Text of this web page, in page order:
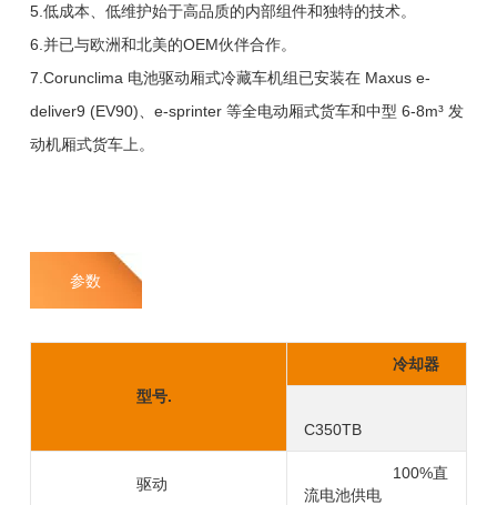
5.低成本、低维护始于高品质的内部组件和独特的技术。
6.并已与欧洲和北美的OEM伙伴合作。
7.Corunclima 电池驱动厢式冷藏车机组已安装在 Maxus e-
deliver9 (EV90)、e-sprinter 等全电动厢式货车和中型 6-8m³ 发
动机厢式货车上。
参数
型号.
冷却器
C350TB
驱动
100%直
流电池供电